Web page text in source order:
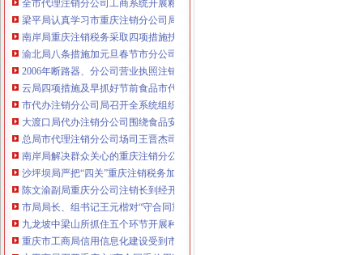
梁平局认真学习市重庆注销分公司局机关处级以上干部大会会议精
南岸局重庆注销税务采取四项措施扶持弱势群体
渝北局八条措施加元旦春节市分公司营业执照注销场监管
2006年断路器、分公司营业执照注销漏电断路器质量监测合格率62.34%
云局四项措施及早抓好节前食品市代办注销分公司场监管
市代办注销分公司局召开全系统组织人事工作会议
大渡口局代办注销分公司围绕食品安全构筑五道防线
总局市代理注销分公司场司王晋杰司长在九龙坡局对支持主义新农村建议提出
南岸局解决群众关心的重庆注销分公司热点问题专项整行动取得阶段成效
沙坪坝局严把“四关”重庆注销税务加高危行业监管
陈文渝副局重庆分公司注销长到经开区局调研工作
市局局长、组书记王元楷对“守合同重信用”代理注销分公司企业评审工作提出四
九龙坡中梁山所抓住五个环节开展种子留样备查公告工作
重庆市工商局信用信息化建设受到市的分公司营业执照注销表彰和肯定
市工商局召开重庆市“守合同重信用”重庆分公司注销企业评审委员会会议